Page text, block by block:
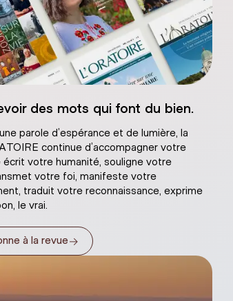
des mots qui font du bien.
parole d’espérance et de lumière, la
continue d’accompagner votre
écrit votre humanité, souligne votre
votre foi, manifeste votre
traduit votre reconnaissance, exprime
le vrai.
à la revue→